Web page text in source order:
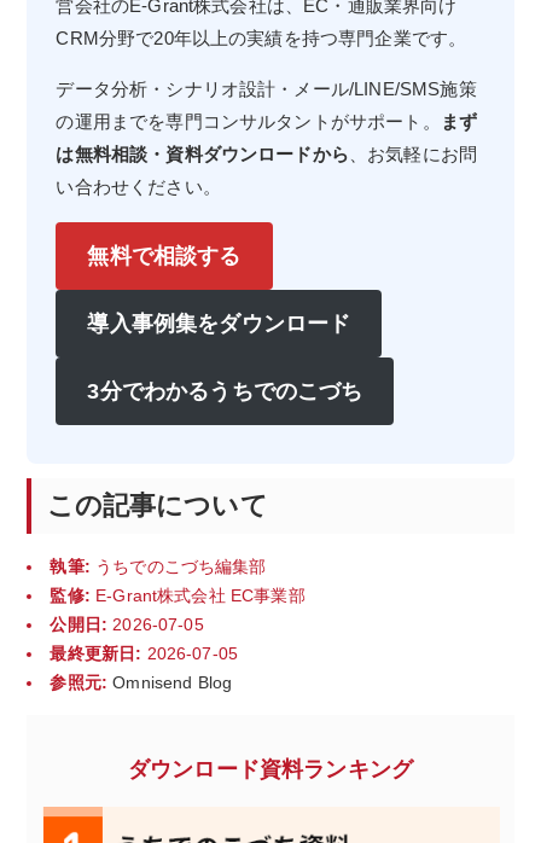
営会社のE-Grant株式会社は、EC・通販業界向け
CRM分野で20年以上の実績を持つ専門企業です。
データ分析・シナリオ設計・メール/LINE/SMS施策
の運用までを専門コンサルタントがサポート。
まず
は無料相談・資料ダウンロードから 、お気軽にお問
い合わせください。
無料で相談する
導入事例集をダウンロード
3分でわかるうちでのこづち
この記事について
執筆: うちでのこづち編集部
監修: E-Grant株式会社 EC事業部
公開日: 2026-07-05
最終更新日: 2026-07-05
参照元: Omnisend Blog
ダウンロード資料ランキング